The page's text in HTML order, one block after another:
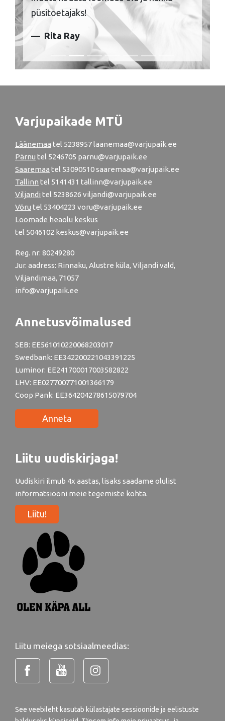
ära hoida üha uute loomade tänavale
Jürgen Zopp
Läänemaatel5238957 laanemaa@varjupaik.ee
Pärnutel5246705parnu@varjupaik.ee
Saaremaa tel 53090510 saaremaa@varjupaik.ee
Tallinntel5141431 tallinn@varjupaik.ee
Viljandi tel5238626viljandi@varjupaik.ee
Võrutel53404223voru@varjupaik.ee
Loomade heaolu keskus
Reg. nr: 80249280
Jur. aadress: Rinnaku, Alustre küla, Viljandi vald,
Viljandimaa, 71057
SEB: EE561010220068203017
Swedbank: EE342200221043391225
Luminor: EE241700017003582822
LHV: EE027700771001366179
Coop Pank: EE364204278615079704
Uudiskiri ilmub 4x aastas, lisaks saadame olulist
informatsiooni meie tegemiste kohta.
Liitu meiega sotsiaalmeedias: